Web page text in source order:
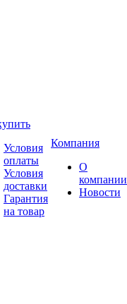
Условия
оплаты
Условия
доставки
Гарантия
на товар
Компания
О
компании
Новости